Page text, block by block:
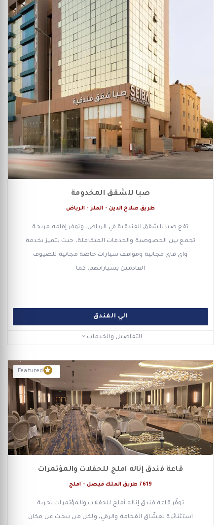
صبا للشقق المخدومة
طريق صلاح الدين - الملز - الرياض
تقع صبا للشقق الفندقية في الرياض، وتوفر إقامة مريحة
تجمع بين الخصوصية والخدمات المتكاملة، حيث تتميز بخدمة
واي فاي مجانية ومواقف سيارات خاصة مجانية للضيوف
القادمين بسياراتهم، كما
الي الفندق
التفاصيل والخدمات
Featured
قاعة فندق إناله املج للحفلات والمؤتمرات
7619 طريق الملك فيصل - املج
توفّر قاعة فندق إناله أملج للحفلات والمؤتمرات تجربة
استثنائية لعشّاق الفخامة والرقي، ولكل من يبحث عن مكان